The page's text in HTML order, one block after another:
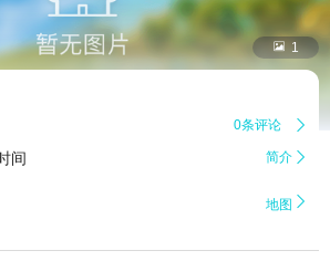
 1
0条评论 
间 简介 
地图 